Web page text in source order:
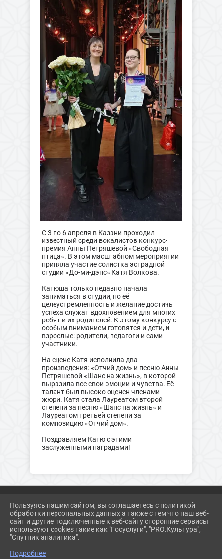
С 3 по 6 апреля в Казани проходил
известный среди вокалистов конкурс-
премия Анны Петряшевой «Свободная
птица». В этом масштабном мероприятии
приняла участие солистка эстрадной
студии «До-ми-дэнс» Катя Волкова.
Катюша только недавно начала
заниматься в студии, но её
целеустремленность и желание достичь
успеха служат вдохновением для многих
ребят и их родителей. К этому конкурсу с
особым вниманием готовятся и дети, и
взрослые: родители, педагоги и сами
участники.
На сцене Катя исполнила два
произведения: «Отчий дом» и песню Анны
Петряшевой «Шанс на жизнь», в которой
выразила все свои эмоции и чувства. Её
талант был высоко оценен членами
жюри. Катя стала Лауреатом второй
степени за песню «Шанс на жизнь» и
Лауреатом третьей степени за
композицию «Отчий дом».
Поздравляем Катю с этими
заслуженными наградами!
2026 Г. ZAR-DK.RU
ВХОД
КАРТА САЙТА
Пользуясь нашим сайтом, вы соглашаетесь с политикой
обработки персональных данных а также с тем что наш веб-
сайт и другие подключенные к веб-сайту сторонние сервисы
используют cookies такие как "Госуслуги", "PRO.Культура",
"Спутник аналитика".
Подробнее